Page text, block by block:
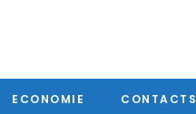
ECONOMIE CONTACTS